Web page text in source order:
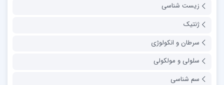
زیست شناسی
ژنتیک
سرطان و انکولوژی
سلولی و مولکولی
سم شناسی